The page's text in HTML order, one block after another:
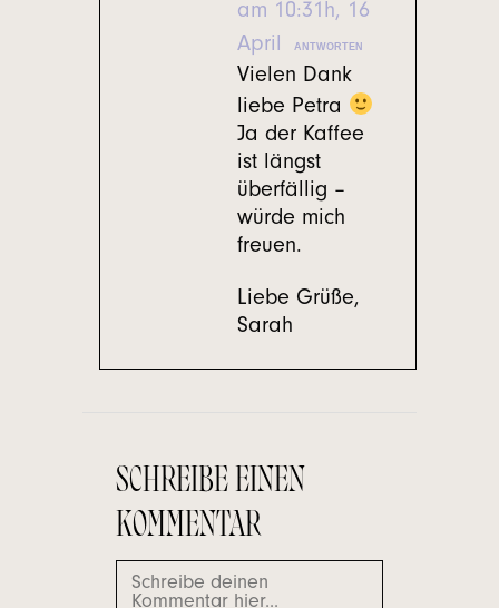
am 10:31h, 16
April
ANTWORTEN
Vielen Dank
liebe Petra
Ja der Kaffee
ist längst
überfällig –
würde mich
freuen.
Liebe Grüße,
Sarah
SCHREIBE EINEN
KOMMENTAR